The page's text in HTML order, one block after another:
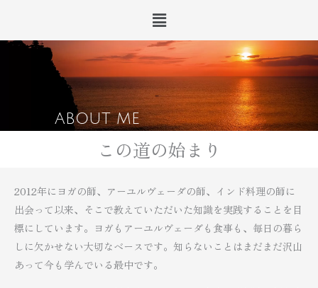
を
メ
ニ
ュ
ー
ABOUT ME
この道の始まり
2012年にヨガの師、アーユルヴェーダの師、インド料理の師に
出会って以来、そこで教えていただいた知識を実践することを目
標にしています。ヨガもアーユルヴェーダも食事も、毎日の暮ら
しに欠かせない大切なベースです。知らないことはまだまだ沢山
あって今も学んでいる最中です。